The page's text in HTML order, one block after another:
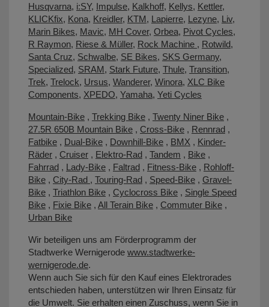
Husqvarna, i:SY, Impulse, Kalkhoff, Kellys, Kettler,
KLICKfix, Kona, Kreidler, KTM, Lapierre, Lezyne, Liv,
Marin Bikes, Mavic, MH Cover, Orbea, Pivot Cycles,
R Raymon, Riese & Müller, Rock Machine , Rotwild,
Santa Cruz, Schwalbe, SE Bikes, SKS Germany,
Specialized, SRAM, Stark Future, Thule, Transition,
Trek, Trelock, Ursus, Wanderer, Winora, XLC Bike
Components, XPEDO, Yamaha, Yeti Cycles
Mountain-Bike , Trekking Bike , Twenty Niner Bike ,
27.5R 650B Mountain Bike , Cross-Bike , Rennrad ,
Fatbike , Dual-Bike , Downhill-Bike , BMX , Kinder-
Räder , Cruiser , Elektro-Rad , Tandem , Bike ,
Fahrrad , Lady-Bike , Faltrad , Fitness-Bike , Rohloff-
Bike , City-Rad , Touring-Rad , Speed-Bike , Gravel-
Bike , Triathlon Bike , Cyclocross Bike , Single Speed
Bike , Fixie Bike , All Terain Bike , Commuter Bike ,
Urban Bike
Wir beteiligen uns am Förderprogramm der
Stadtwerke Wernigerode www.stadtwerke-
wernigerode.de.
Wenn auch Sie sich für den Kauf eines Elektrorades
entschieden haben, unterstützen wir Ihren Einsatz für
die Umwelt. Sie erhalten einen Zuschuss, wenn Sie in